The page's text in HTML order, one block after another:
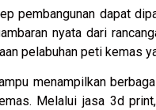
pembangunan dapat
nyata dari
pelabuhan peti kemas
menampilkan
Melalui jasa 3d